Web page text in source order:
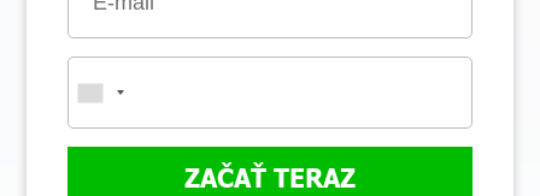
ZAČAŤ TERAZ